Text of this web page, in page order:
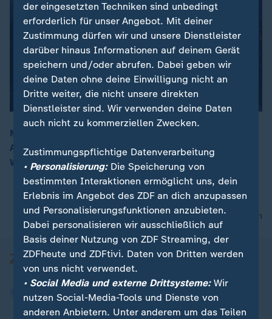
00:16
Mit seinem nahbaren Auftreten und einem positiven
Ansatz bringt Wahlsieger Rob Jetten einen frischen
Wind in die niederländische Politik. Ein Porträt.
nach oben
der eingesetzten Techniken sind unbedingt
erforderlich für unser Angebot. Mit deiner
Zustimmung dürfen wir und unsere Dienstleister
darüber hinaus Informationen auf deinem Gerät
speichern und/oder abrufen. Dabei geben wir
deine Daten ohne deine Einwilligung nicht an
Dritte weiter, die nicht unsere direkten
Dienstleister sind. Wir verwenden deine Daten
auch nicht zu kommerziellen Zwecken.
Zustimmungspflichtige Datenverarbeitung
• Personalisierung:Die Speicherung von
bestimmten Interaktionen ermöglicht uns, dein
Erlebnis im Angebot des ZDF an dich anzupassen
und Personalisierungsfunktionen anzubieten.
Dabei personalisieren wir ausschließlich auf
Basis deiner Nutzung von ZDF Streaming, der
ZDFheute und ZDFtivi. Daten von Dritten werden
von uns nicht verwendet.
• Social Media und externe Drittsysteme:Wir
nutzen Social-Media-Tools und Dienste von
anderen Anbietern. Unter anderem um das Teilen